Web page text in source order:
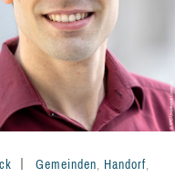
Gemeinden, Handorf,